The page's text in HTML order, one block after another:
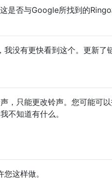
是否与Google所找到的Ringo
没有更快看到这个。更新了
，只能更改铃声。您可能可
不知道有什么。
这样做。